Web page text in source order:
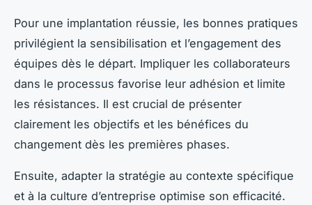
Pour une implantation réussie, les bonnes pratiques
privilégient la sensibilisation et l’engagement des
équipes dès le départ. Impliquer les collaborateurs
dans le processus favorise leur adhésion et limite
les résistances. Il est crucial de présenter
clairement les objectifs et les bénéfices du
changement dès les premières phases.
Ensuite, adapter la stratégie au contexte spécifique
et à la culture d’entreprise optimise son efficacité.